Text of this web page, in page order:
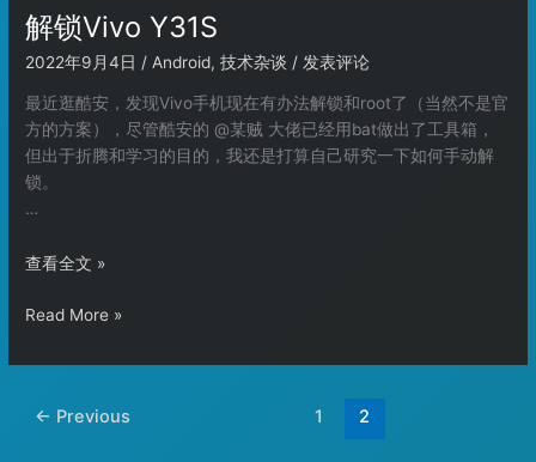
解锁Vivo Y31S
2022年9月4日 / Android,技术杂谈 / 发表评论
最近逛酷安，发现Vivo手机现在有办法解锁和root了（当然不是官
方的方案），尽管酷安的 @某贼 大佬已经用bat做出了工具箱，
但出于折腾和学习的目的，我还是打算自己研究一下如何手动解
锁。
…
解
Vivo
查看全文 »
解
Vivo
Read More »
← Previous 1 2